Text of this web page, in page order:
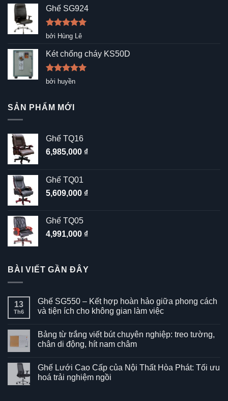
sao
Ghế SG924
Được xếp
5
sao
bởi Hùng Lê
Két chống cháy KS50D
Được xếp
hạng5
bởi huyền
SẢN PHẨM MỚI
Ghế TQ16
6,985,000 ₫
Ghế TQ01
5,609,000 ₫
Ghế TQ05
4,991,000 ₫
BÀI VIẾT GẦN ĐÂY
13
Th6
Ghế SG550 – Kết hợp hoàn hảo giữa phong cách
và tiện ích cho không gian làm việc
bình
luận
ở
–
Kết
hợp
Bảng từ trắng viết bút chuyên nghiệp: treo tường,
chân di động, hít nam châm
bình
luận
ở
Ghế Lưới Cao Cấp của Nội Thất Hòa Phát: Tối ưu
hoá trải nghiệm ngồi